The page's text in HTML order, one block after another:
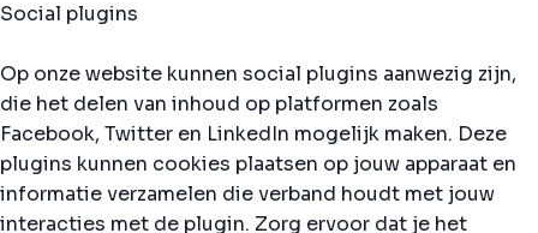
Social plugins
Op onze website kunnen social plugins aanwezig zijn,
die het delen van inhoud op platformen zoals
Facebook, Twitter en LinkedIn mogelijk maken. Deze
plugins kunnen cookies plaatsen op jouw apparaat en
informatie verzamelen die verband houdt met jouw
interacties met de plugin. Zorg ervoor dat je het